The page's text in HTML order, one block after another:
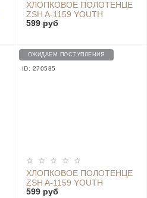
ХЛОПКОВОЕ ПОЛОТЕНЦЕ
ZSH A-1159 YOUTH
SERIES, GREEN, 76 CM X
599 руб
ОЖИДАЕМ ПОСТУПЛЕНИЯ
ID: 270535
ХЛОПКОВОЕ ПОЛОТЕНЦЕ
ZSH A-1159 YOUTH
SERIES, WHITE, 76 CM X
599 руб